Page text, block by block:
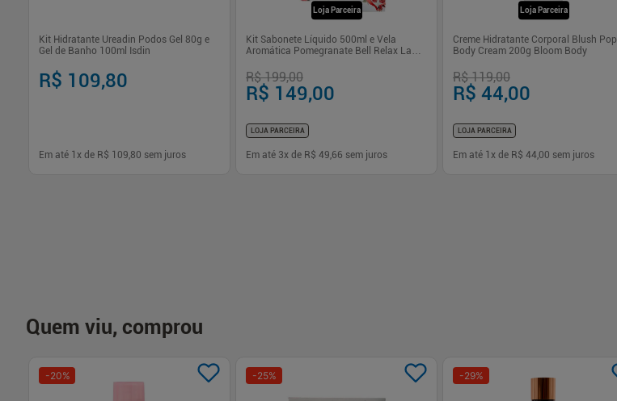
Kit Hidratante Ureadin Podos Gel 80g e
Gel de Banho 100ml Isdin
R$ 109,80
Em até 1 x de R$ 109,80 sem juros
Loja Parceira
Kit Sabonete Líquido 500ml e Vela
Aromática Pomegranate Bell Relax La
R$ 199,00
R$ 149,00
LOJA PARCEIRA
Em até 3x de R$ 49,66 sem juros
Loja Parceira
Creme Hidratante Corporal Blush Pop
Body Cream 200g Bloom Body
R$ 119,00
R$ 44,00
LOJA PARCEIRA
Em até 1 x de R$ 44,00 sem juros
Quem viu, comprou
-20% -25% -29%